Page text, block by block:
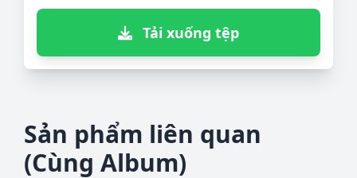
Tải xuống tệp
Sản phẩm liên quan
(Cùng Album)